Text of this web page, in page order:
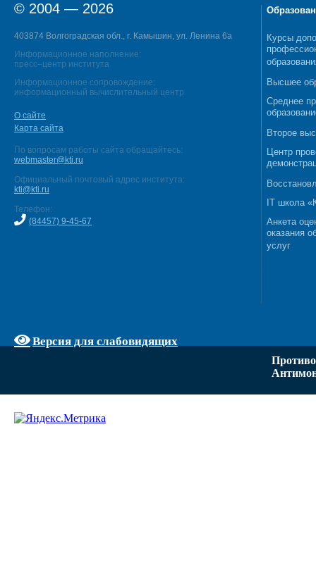
© 2004 — 2026
403874 Волгоградская обл., г. Камышин, ул. Ленина 6а
Информационное наполнение:
пресс–центр института
Информационное сопровождение:
информационный вычислительный центр
О сайте
Карта сайта
По вопросам работы сайта обращайтесь:
webmaster@kti.ru
Официальный почтовый адрес института:
kti@kti.ru
Телефон:
(84457) 9-45-67
Версия для слабовидящих
Курсы
Высшее
Среднее
Второе
Центр
IT школа
Анкета
оказания
услуг